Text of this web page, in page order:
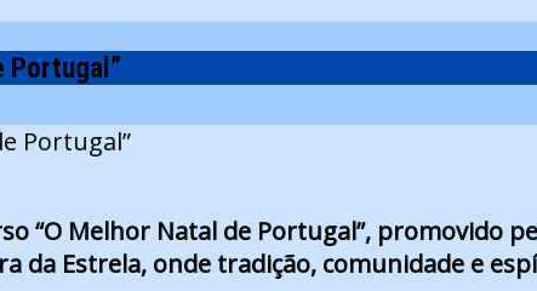
Portugal”
“O Melhor Natal de Portugal”, promovido
da Estrela, onde tradição, comunidade e